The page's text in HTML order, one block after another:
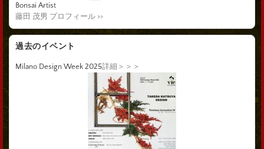
Bonsai Artist
藤田 茂男 プロフィール >>
過去のイベント
Milano Design Week 2025詳細＞＞＞